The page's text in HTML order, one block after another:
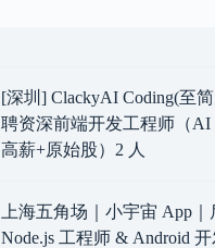
[深圳] ClackyAI Coding(至
聘资深前端开发工程师（AI
高薪+原始股）2 人
上海五角场｜小宇宙 App｜
Node.js 工程师 & Android